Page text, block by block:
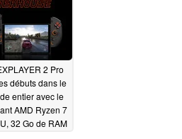
2 Pro
débuts dans le
entier avec le
AMD Ryzen 7
32 Go de RAM